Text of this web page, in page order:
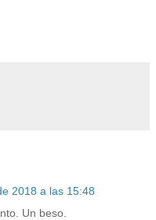
2018 a las 15:48
Un beso.